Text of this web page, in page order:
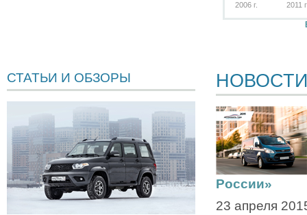
2006 г.
2011
СТАТЬИ И ОБЗОРЫ НОВОСТИ
России»
23 апреля